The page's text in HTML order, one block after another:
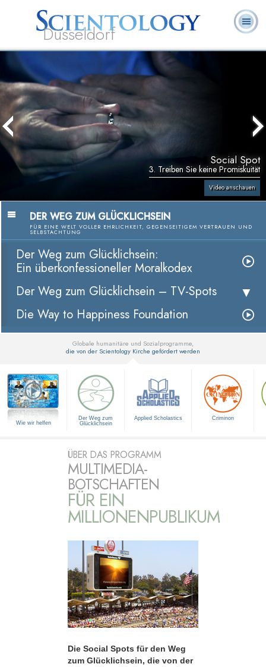
Düsseldorf
Hubbard
Ehrenamtliche
Geistliche
Social Spot
3. Treiben Sie keine Promiskuität
Video anschauen
DER WEG ZUM GLÜCKLICHSEIN
FÜR EINE WELT VOLLER EHRLICHKEIT, GEGENSEITIGEM VERTRAUEN UND
SELBSTACHTUNG
Der Weg zum Glücklichsein:
Ein überkonfessioneller Moralkodex
Der Weg zum Glücklichsein – TV-Spots
Die Way to Happiness Foundation
Globale humanitäre und Sozialprogramme,
die von der Scientology Kirche gefördert werden
Wie wir helfen
Der Weg zum
Glücklichsein
Applied Scholastics Criminon
ÜBER DAS PROGRAMM
MULTIMEDIA-
BOTSCHAFTEN
FÜR EIN
MILLIONENPUBLIKUM
Die Social Spots für den Weg
zum Glücklichsein, die von der